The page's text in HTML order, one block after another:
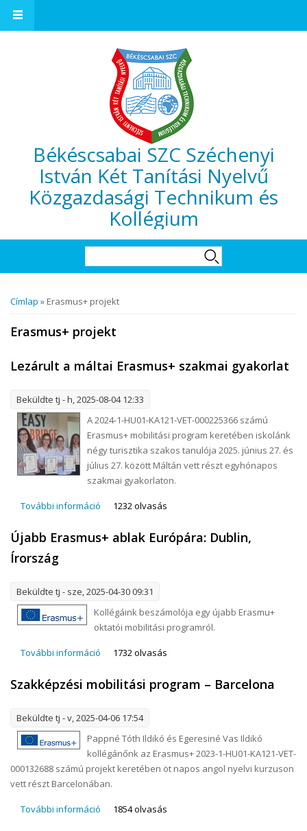
Békéscsabai SZC Széchenyi
István Két Tanítási Nyelvű
Közgazdasági Technikum és
Kollégium
Jelenlegi hely
Címlap » Erasmus+ projekt
Erasmus+ projekt
Lezárult a máltai Erasmus+ szakmai gyakorlat
Beküldte tj - h, 2025-08-04 12:33
A 2024-1-HU01-KA121-VET-000225366 számú
Erasmus+ mobilitási program keretében iskolánk
négy turisztika szakos tanulója 2025. június 27. és
július 27. között Máltán vett részt egyhónapos
szakmai gyakorlaton.
További információ Lezárult a máltai Erasmus+ szakmai gyakorlat
1232 olvasás
Újabb Erasmus+ ablak Európára: Dublin,
Írország
Beküldte tj - sze, 2025-04-30 09:31
Kollégáink beszámolója egy újabb Erasmu+
oktatói mobilitási programról.
További információ Újabb Erasmus+ ablak Európára: Dublin, Írország
1732 olvasás
Szakképzési mobilitási program – Barcelona
Beküldte tj - v, 2025-04-06 17:54
Pappné Tóth Ildikó és Egeresiné Vas Ildikó
kollégánőnk az Erasmus+ 2023-1-HU01-KA121-VET-
000132688 számú projekt keretében öt napos angol nyelvi kurzuson
vett részt Barcelonában.
További információ Szakképzési mobilitási program – Barcelona
1854 olvasás